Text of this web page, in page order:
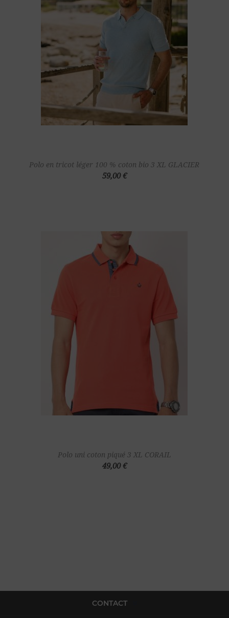
Polo en tricot léger 100 % coton bio 3 XL GLACIER
59,00 €
Polo uni coton piqué 3 XL CORAIL
49,00 €
CONTACT